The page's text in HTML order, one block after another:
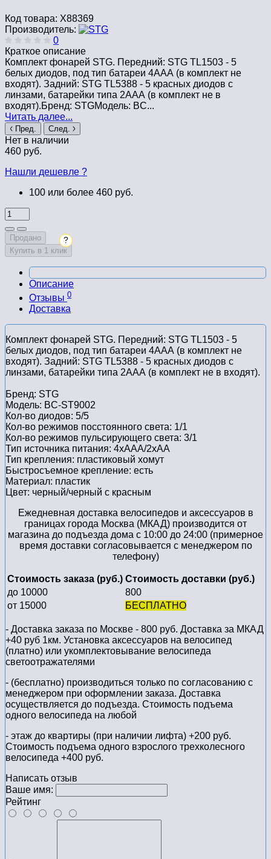
Код товара: Х88369
Производитель:
0
Краткое описание
Комплект фонарей STG. Передний: STG TL1503 - 5
белых диодов, под тип батареи 4ААА (в комплект не
входят). Задний: STG TL5388 - 5 красных диодов с
линзами, батарейки типа 2ААА (в комплект не в
входят).Бренд: STGМодель: BC...
Читать далее...
Пред. След.
Нет в наличии
460 руб.
Нашли дешевле ?
100 или более 460 руб.
Продано
Купить в 1 клик
?
Описание
Отзывы 0
Доставка
Комплект фонарей STG. Передний: STG TL1503 - 5
белых диодов, под тип батареи 4ААА (в комплект не
входят). Задний: STG TL5388 - 5 красных диодов с
линзами, батарейки типа 2ААА (в комплект не в входят).
Бренд: STG
Модель: BC-ST9002
Кол-во диодов: 5/5
Кол-во режимов посстоянного света: 1/1
Кол-во режимов пульсирующего света: 3/1
Тип источника питания: 4xAAA/2xAA
Тип крепления: пластиковый хомут
Быстросъемное крепление: есть
Материал: пластик
Цвет: черный/черный с красным
Ежедневная доставка велосипедов и аксессуаров в
границах города Москва (МКАД) производится от
магазина до подъезда дома с 10:00 до 24:00 (примерное
время доставки согласовывается с менеджером по
телефону)
Стоимость заказа (руб.) Стоимость доставки (руб.)
до 10000
800
от 15000
БЕСПЛАТНО
- Доставка заказа по Москве - 800 руб. Доставка за МКАД
+40 руб 1км. Установка аксессуаров на велосипед
(платно) или укомплектовывание велосипеда
светоотражателями
- (бесплатно) производиться только по cогласованию с
менеджером при оформлении заказа. Доставка
осуществляется до подъезда. Стоимость подъема
одного велосипеда на любой
- этаж до квартиры (при наличии лифта) +200 руб.
Стоимость подъема одного взрослого трехколесного
велосипеда +400 руб.
Написать отзыв
Ваше имя:
Рейтинг